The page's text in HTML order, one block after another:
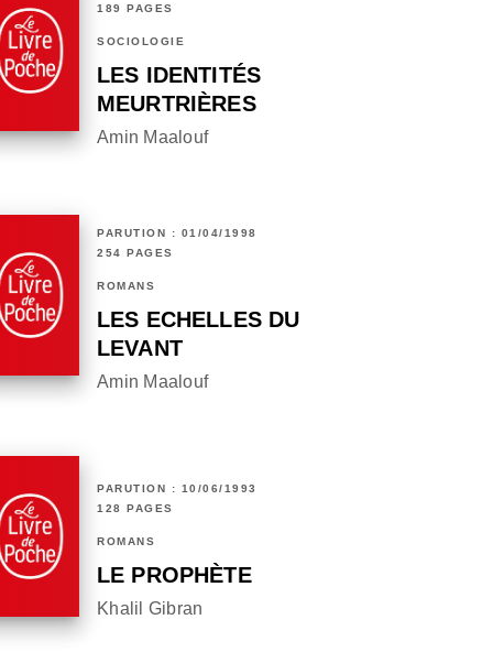
189 PAGES
SOCIOLOGIE
LES IDENTITÉS
MEURTRIÈRES
Amin Maalouf
PARUTION : 01/04/1998
254 PAGES
ROMANS
LES ECHELLES DU
LEVANT
Amin Maalouf
PARUTION : 10/06/1993
128 PAGES
ROMANS
LE PROPHÈTE
Khalil Gibran